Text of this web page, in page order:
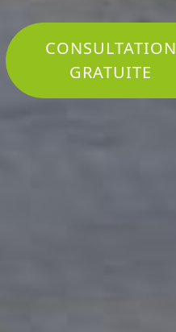
CONSULTATION
GRATUITE